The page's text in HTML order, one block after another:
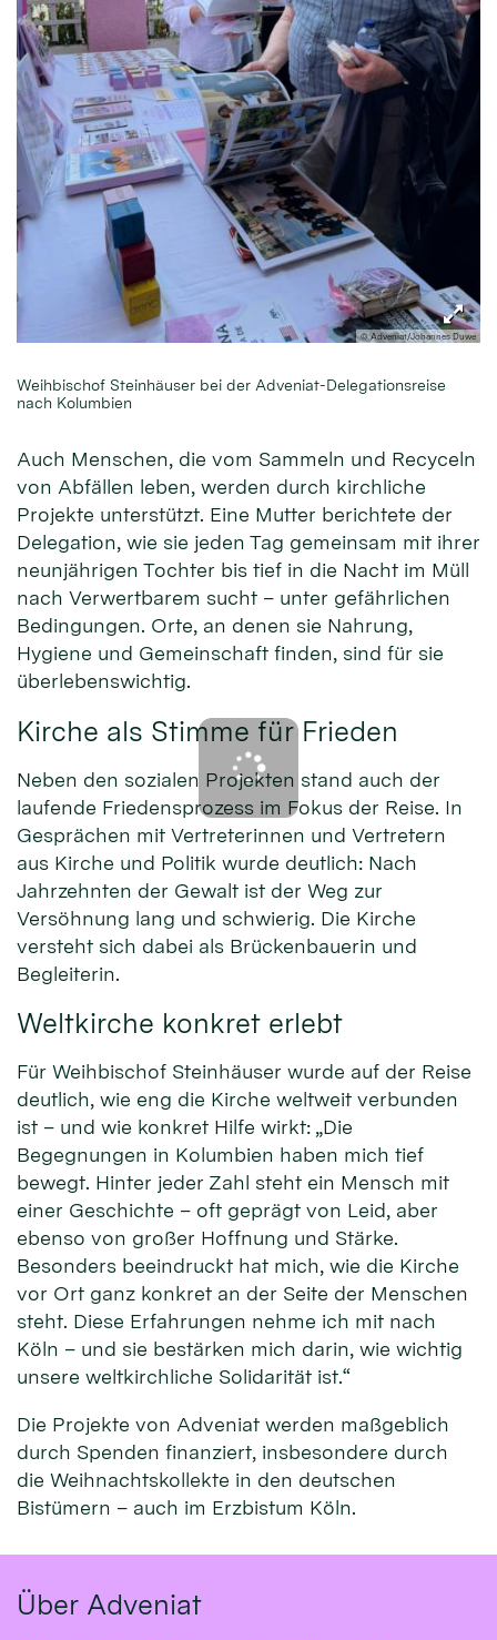
© Adveniat/Johannes Duwe
Weihbischof Steinhäuser bei der Adveniat-Delegationsreise
nach Kolumbien
Auch Menschen, die vom Sammeln und Recyceln
von Abfällen leben, werden durch kirchliche
Projekte unterstützt. Eine Mutter berichtete der
Delegation, wie sie jeden Tag gemeinsam mit ihrer
neunjährigen Tochter bis tief in die Nacht im Müll
nach Verwertbarem sucht – unter gefährlichen
Bedingungen. Orte, an denen sie Nahrung,
Hygiene und Gemeinschaft finden, sind für sie
überlebenswichtig.
Kirche als Stimme für Frieden
Neben den sozialen Projekten stand auch der
laufende Friedensprozess im Fokus der Reise. In
Gesprächen mit Vertreterinnen und Vertretern
aus Kirche und Politik wurde deutlich: Nach
Jahrzehnten der Gewalt ist der Weg zur
Versöhnung lang und schwierig. Die Kirche
versteht sich dabei als Brückenbauerin und
Begleiterin.
Weltkirche konkret erlebt
Für Weihbischof Steinhäuser wurde auf der Reise
deutlich, wie eng die Kirche weltweit verbunden
ist – und wie konkret Hilfe wirkt: „Die
Begegnungen in Kolumbien haben mich tief
bewegt. Hinter jeder Zahl steht ein Mensch mit
einer Geschichte – oft geprägt von Leid, aber
ebenso von großer Hoffnung und Stärke.
Besonders beeindruckt hat mich, wie die Kirche
vor Ort ganz konkret an der Seite der Menschen
steht. Diese Erfahrungen nehme ich mit nach
Köln – und sie bestärken mich darin, wie wichtig
unsere weltkirchliche Solidarität ist.“
Die Projekte von Adveniat werden maßgeblich
durch Spenden finanziert, insbesondere durch
die Weihnachtskollekte in den deutschen
Bistümern – auch im Erzbistum Köln.
Über Adveniat